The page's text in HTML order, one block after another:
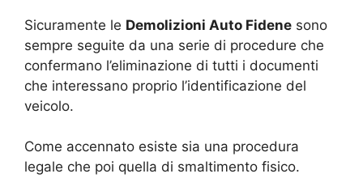
Sicuramente le Demolizioni Auto Fidene sono
sempre seguite da una serie di procedure che
confermano l’eliminazione di tutti i documenti
che interessano proprio l’identificazione del
veicolo.
Come accennato esiste sia una procedura
legale che poi quella di smaltimento fisico.